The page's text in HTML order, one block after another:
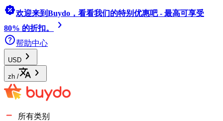
欢迎来到Buydo，看看我们的特别优惠吧 - 最高可享受
80% 的折扣。
帮助中心
USD
zh /
所有类别